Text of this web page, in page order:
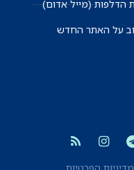
הדלפות (מייל אדום)
על האתר החדש
מדיניות הפרטיות